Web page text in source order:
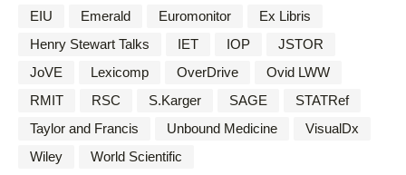
EIU
Emerald Euromonitor
Ex Libris
Henry Stewart Talks
IET IOP
JSTOR
JoVE
Lexicomp OverDrive
Ovid LWW
RMIT
RSC S.Karger SAGE
STATRef
Taylor and Francis
Unbound Medicine
VisualDx
Wiley
World Scientific